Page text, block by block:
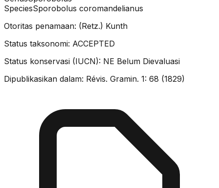
SpeciesSporobolus coromandelianus
Otoritas penamaan: (Retz.) Kunth
Status taksonomi: ACCEPTED
Status konservasi (IUCN): NE Belum Dievaluasi
Dipublikasikan dalam: Révis. Gramin. 1: 68 (1829)